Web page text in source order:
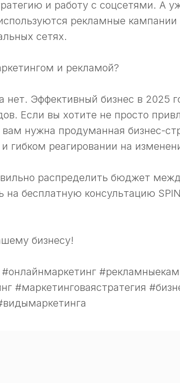
и работу с соцсетями. А
рекламные кампании
сетях.
и рекламой?
Эффективный бизнес в 2025
Если вы хотите не просто
нужна продуманная бизнес-
гибком реагировании на
распределить бюджет
на бесплатную консультацию
бизнесу!
#маркетинговаястратегия